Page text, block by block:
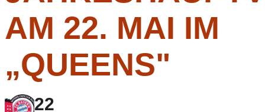
AM 22. MAI IM
„QUEENS"
22